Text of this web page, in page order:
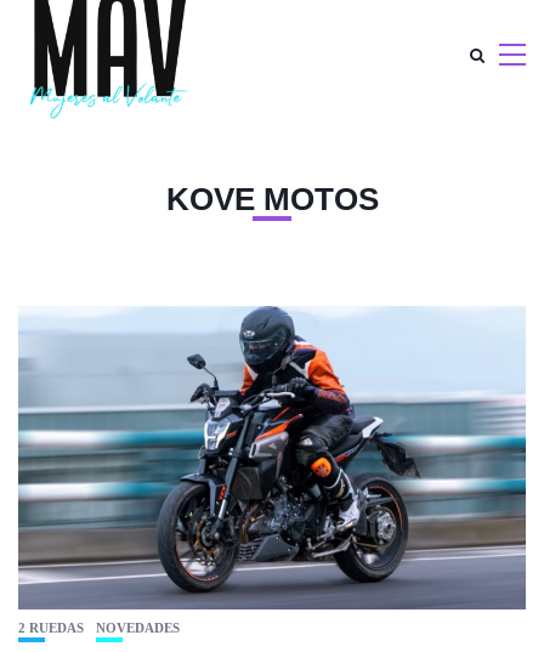
KOVE MOTOS
2 RUEDAS NOVEDADES